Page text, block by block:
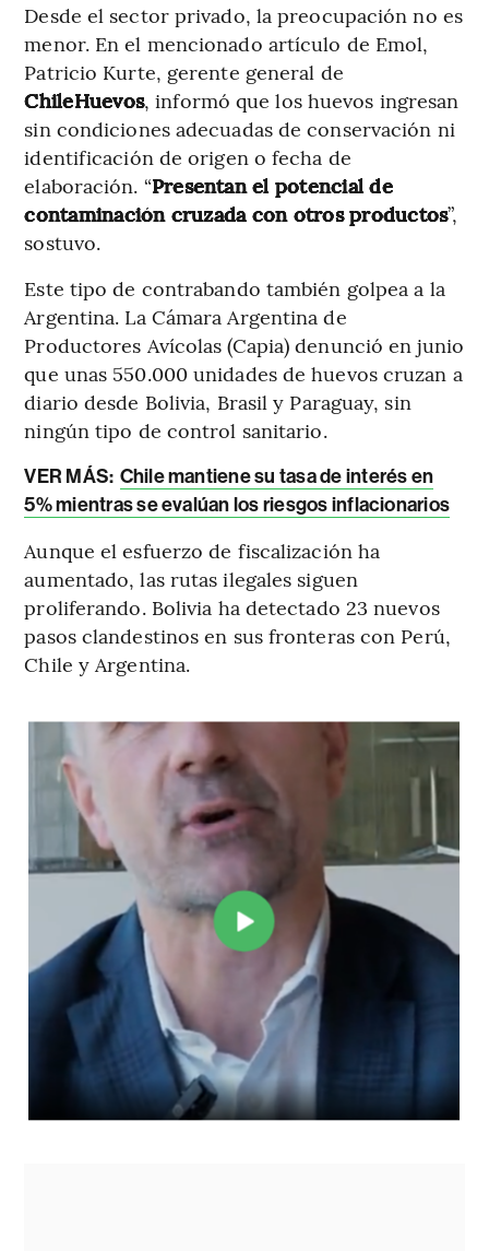
Desde el sector privado, la preocupación no es
menor. En el mencionado artículo de Emol,
Patricio Kurte, gerente general de
ChileHuevos, informó que los huevos ingresan
sin condiciones adecuadas de conservación ni
identificación de origen o fecha de
elaboración. “Presentan el potencial de
contaminación cruzada con otros productos”,
sostuvo.
Este tipo de contrabando también golpea a la
Argentina. La Cámara Argentina de
Productores Avícolas (Capia) denunció en junio
que unas 550.000 unidades de huevos cruzan a
diario desde Bolivia, Brasil y Paraguay, sin
ningún tipo de control sanitario.
VER MÁS: Chile mantiene su tasa de interés en
5% mientras se evalúan los riesgos inflacionarios
Aunque el esfuerzo de fiscalización ha
aumentado, las rutas ilegales siguen
proliferando. Bolivia ha detectado 23 nuevos
pasos clandestinos en sus fronteras con Perú,
Chile y Argentina.